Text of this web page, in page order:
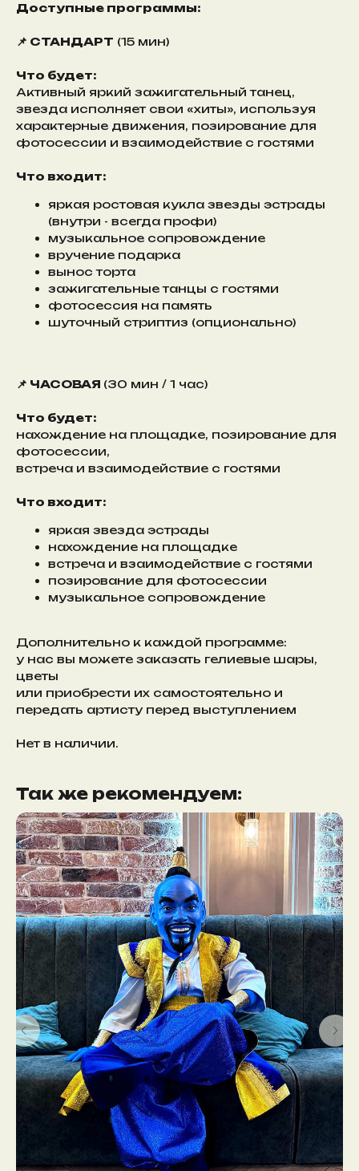
Доступные программы:
📌 СТАНДАРТ (15 мин)
Что будет:
Активный яркий зажигательный танец,
звезда исполняет свои «хиты», используя
характерные движения, позирование для
фотосессии и взаимодействие с гостями
Что входит:
яркая ростовая кукла звезды эстрады
(внутри - всегда профи)
музыкальное сопровождение
вручение подарка
вынос торта
зажигательные танцы с гостями
фотосессия на память
шуточный стриптиз (опционально)
📌 ЧАСОВАЯ (30 мин / 1 час)
Что будет:
нахождение на площадке, позирование для
фотосессии,
встреча и взаимодействие с гостями
Что входит:
яркая звезда эстрады
нахождение на площадке
встреча и взаимодействие с гостями
позирование для фотосессии
музыкальное сопровождение
Дополнительно к каждой программе:
у нас вы можете заказать гелиевые шары,
цветы
или приобрести их самостоятельно и
передать артисту перед выступлением
Нет в наличии.
Так же рекомендуем: